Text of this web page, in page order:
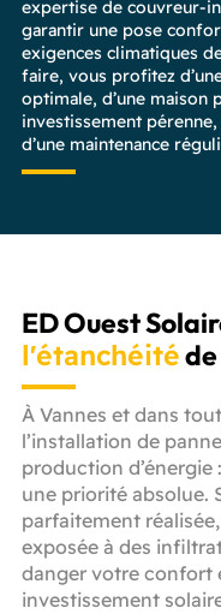
expertise de couvreur-
garantir une pose
exigences climatiques
faire, vous profitez
optimale, d’une maison
investissement
d’une maintenance
ED Ouest
l'étanchéité
À Vannes et dans
l’installation de
production
une priorité absolue.
parfaitement
exposée à des
danger votre confort
investissement